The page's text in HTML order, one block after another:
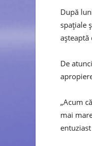
După
spațiale
așteaptă
De
„Acum
mai